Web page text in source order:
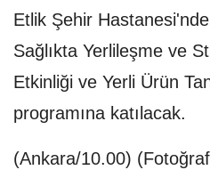
Etlik Şehir
Sağlıkta Yerlileşme ve
Etkinliği ve Yerli Ürün
programına katılacak.
(Ankara/10.00)